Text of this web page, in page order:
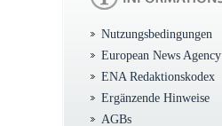
Nutzungsbedingungen
European News Agency
ENA Redaktionskodex
Ergänzende Hinweise
AGBs